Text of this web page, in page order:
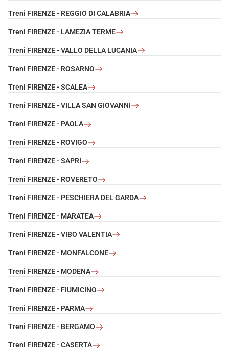
Treni FIRENZE - REGGIO DI CALABRIA
Treni FIRENZE - LAMEZIA TERME
Treni FIRENZE - VALLO DELLA LUCANIA
Treni FIRENZE - ROSARNO
Treni FIRENZE - SCALEA
Treni FIRENZE - VILLA SAN GIOVANNI
Treni FIRENZE - PAOLA
Treni FIRENZE - ROVIGO
Treni FIRENZE - SAPRI
Treni FIRENZE - ROVERETO
Treni FIRENZE - PESCHIERA DEL GARDA
Treni FIRENZE - MARATEA
Treni FIRENZE - VIBO VALENTIA
Treni FIRENZE - MONFALCONE
Treni FIRENZE - MODENA
Treni FIRENZE - FIUMICINO
Treni FIRENZE - PARMA
Treni FIRENZE - BERGAMO
Treni FIRENZE - CASERTA